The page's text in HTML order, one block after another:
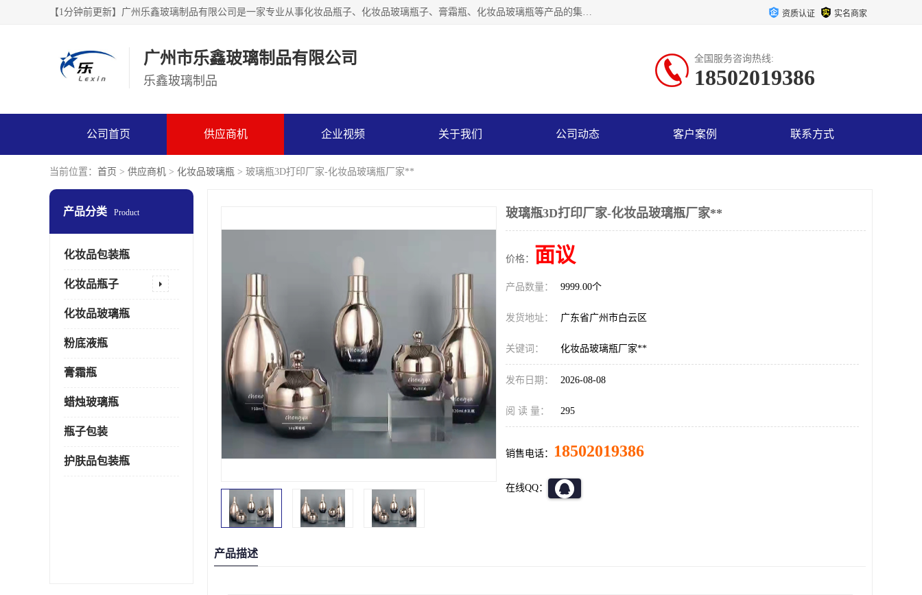
【1分钟前更新】广州乐鑫玻璃制品有限公司是一家专业从事化妆品瓶子、化妆品玻璃瓶子、膏霜瓶、化妆品玻璃瓶等产品的集开发研制、生产、销售于一体的实业型玻璃制品生产企业。产品从设计、开模、试样、生产、蒙砂、抛光、喷涂、高低温单色及多色印刷，烫金（银）到交货实现一条龙服务。 资质认证 实名商家
广州市乐鑫玻璃制品有限公司
乐鑫玻璃制品
全国服务咨询热线:
18502019386
公司首页 供应商机 企业视频 关于我们 公司动态 客户案例 联系方式
当前位置： 首页 > 供应商机 > 化妆品玻璃瓶 > 玻璃瓶3D打印厂家-化妆品玻璃瓶厂家**
产品分类 Product
化妆品包装瓶
化妆品瓶子
化妆品玻璃瓶
粉底液瓶
膏霜瓶
蜡烛玻璃瓶
瓶子包装
护肤品包装瓶
玻璃瓶3D打印厂家-化妆品玻璃瓶厂家**
价格： 面议
产品数量： 9999.00个
发货地址： 广东省广州市白云区
关键词： 化妆品玻璃瓶厂家**
发布日期： 2026-08-08
阅 读 量： 295
销售电话： 18502019386
在线QQ：
产品描述